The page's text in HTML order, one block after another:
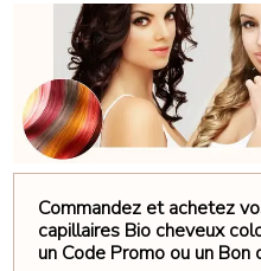
Commandez et achetez
capillaires Bio cheveux
un Code Promo ou un Bon